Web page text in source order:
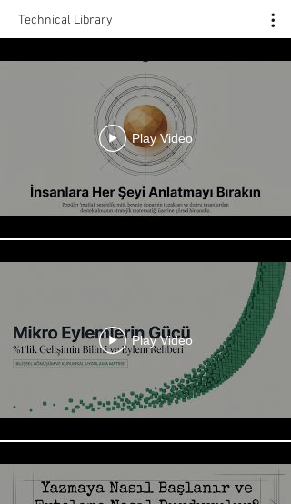
Technical Library
Play Video
Play Video